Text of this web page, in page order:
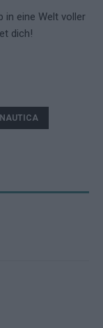
in eine Welt voller
dich!